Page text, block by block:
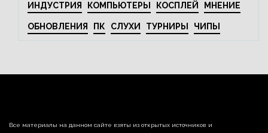
ИНДУСТРИЯ КОМПЬЮТЕРЫ КОСПЛЕЙ МНЕНИЕ
ОБНОВЛЕНИЯ ПК СЛУХИ ТУРНИРЫ ЧИПЫ
Все материалы на данном сайте взяты из открытых источников и